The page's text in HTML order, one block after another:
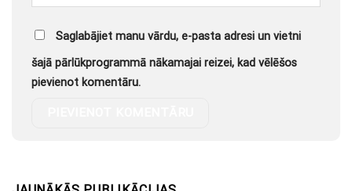
Saglabājiet manu vārdu, e-pasta adresi un vietni
šajā pārlūkprogrammā nākamajai reizei, kad vēlēšos
pievienot komentāru.